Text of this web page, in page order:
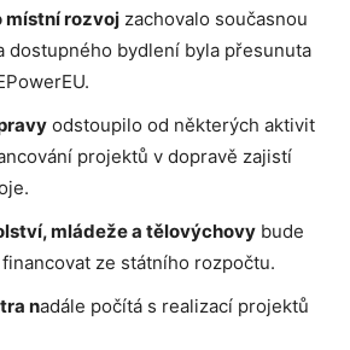
místní rozvoj zachovalo současnou
dostupného bydlení byla přesunuta
odstoupilo od některých aktivit
projektů v dopravě zajistí
mládeže a tělovýchovy bude
ze státního rozpočtu.
nadále počítá s realizací projektů